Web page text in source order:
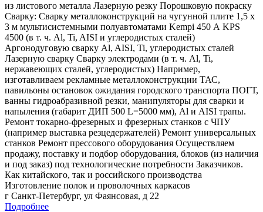
из листового металла Лазерную резку Порошковую покраску
Сварку: Сварку металлоконструкций на чугунной плите 1,5 х
3 м мультисистемными полуавтоматами Kempi 450 А KPS
4500 (в т. ч. Al, Ti, AISI и углеродистых сталей)
Аргонодуговую сварку Al, AISI, Ti, углеродистых сталей
Лазерную сварку Сварку электродами (в т. ч. Al, Ti,
нержавеющих сталей, углеродистых) Например,
изготавливаем рекламные металлоконструкции ТАС,
павильоны остановок ожидания городского транспорта ПОГТ,
ванны гидроабразивной резки, манипуляторы для сварки и
напыления (габарит ДИП 500 L=5000 мм), Al и AISI трапы.
Ремонт токарно-фрезерных и фрезерных станков с ЧПУ
(например выставка резцедержателей) Ремонт универсальных
станков Ремонт прессового оборудования Осуществляем
продажу, поставку и подбор оборудования, блоков (из наличия
и под заказ) под технологические потребности Заказчиков.
Как китайского, так и российского производства
Изготовление полок и проволочных каркасов
г Санкт-Петербург, ул Фаянсовая, д 22
Подробнее